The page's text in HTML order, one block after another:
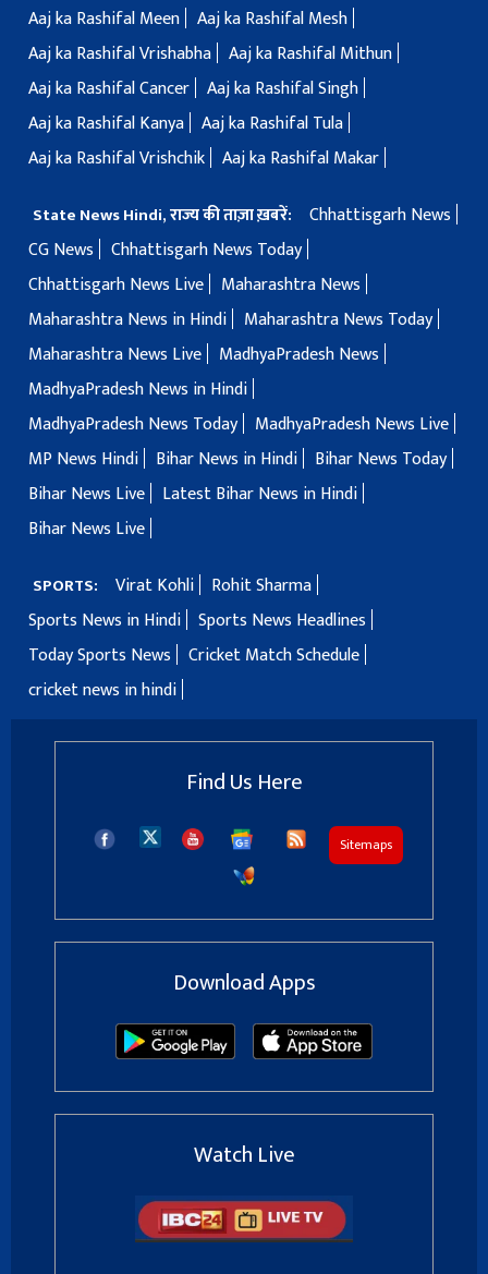
Aaj ka Rashifal Meen Aaj ka Rashifal Mesh
Aaj ka Rashifal Vrishabha Aaj ka Rashifal Mithun
Aaj ka Rashifal Cancer Aaj ka Rashifal Singh
Aaj ka Rashifal Kanya Aaj ka Rashifal Tula
Aaj ka Rashifal Vrishchik Aaj ka Rashifal Makar
State News Hindi, राज्य की ताज़ा ख़बरें:
Chhattisgarh News
CG News
Chhattisgarh News Today
Chhattisgarh News Live
Maharashtra News
Maharashtra News in Hindi
Maharashtra News Today
Maharashtra News Live
MadhyaPradesh News
MadhyaPradesh News in Hindi
MadhyaPradesh News Today
MadhyaPradesh News Live
MP News Hindi
Bihar News in Hindi
Bihar News Today
Bihar News Live
Latest Bihar News in Hindi
Bihar News Live
SPORTS: Virat Kohli
Rohit Sharma
Sports News in Hindi Sports News Headlines
Today Sports News
Cricket Match Schedule
cricket news in hindi
Find Us Here
Sitemaps
Download Apps
Watch Live